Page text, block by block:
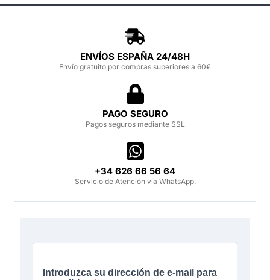
ENVÍOS ESPAÑA 24/48H
Envío gratuito por compras superiores a 60€
PAGO SEGURO
Pagos seguros mediante SSL
‪+34 626 66 56 64‬
Servicio de Atención vía WhatsApp.